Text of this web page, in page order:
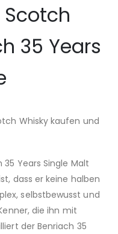
Scotch
35 Years
Whisky kaufen und
Years Single Malt
dass er keine halben
selbstbewusst und
die ihn mit
der Benriach 35